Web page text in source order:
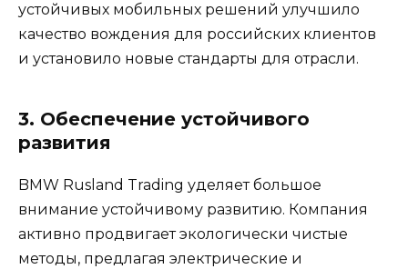
устойчивых мобильных решений улучшило
качество вождения для российских клиентов
и установило новые стандарты для отрасли.
3. Обеспечение устойчивого
развития
BMW Rusland Trading уделяет большое
внимание устойчивому развитию. Компания
активно продвигает экологически чистые
методы, предлагая электрические и